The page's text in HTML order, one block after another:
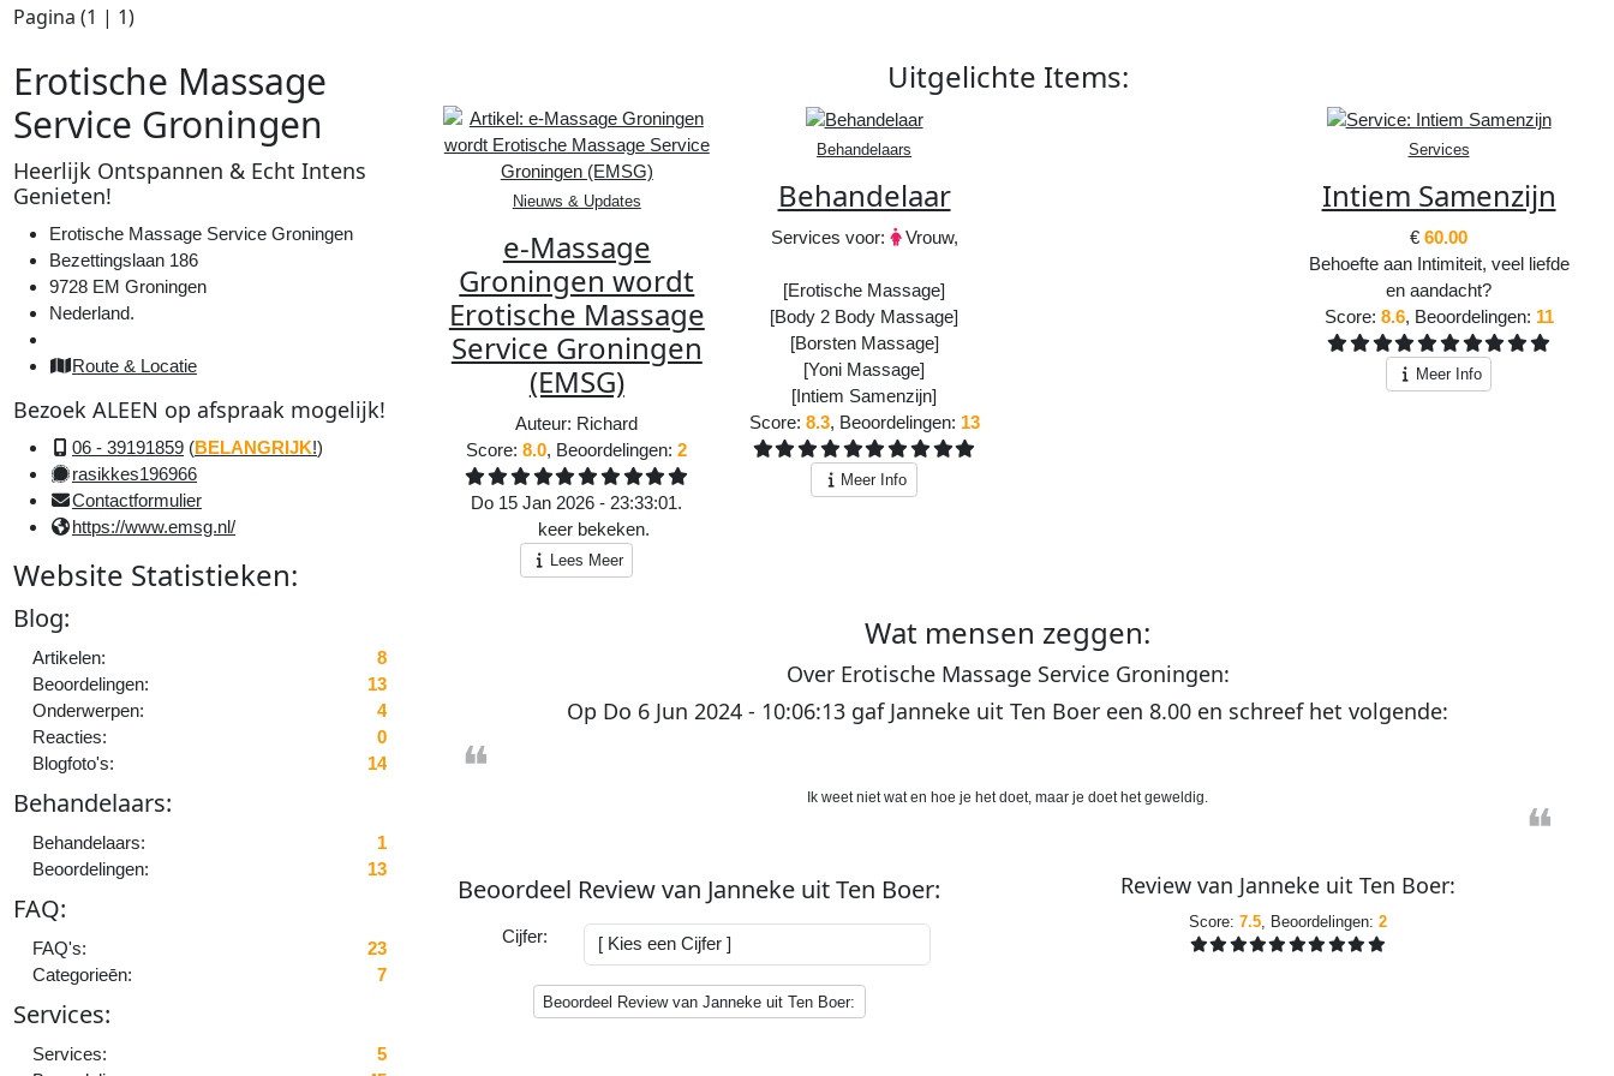
Pagina (1 | 1)
Erotische Massage
Service Groningen
Heerlijk Ontspannen & Echt Intens
Genieten!
Erotische Massage Service Groningen
Bezettingslaan 186
9728 EM Groningen
Nederland.
Route & Locatie
BezoekALEEN opafspraak mogelijk!
06 - 39191859 (BELANGRIJK!)
rasikkes196966
Contactformulier
https://www.emsg.nl/
Website Statistieken:
Blog:
Artikelen:
8
Beoordelingen:
13
Onderwerpen:
4
Reacties:
0
Blogfoto's:
14
Behandelaars:
Behandelaars:
1
Beoordelingen:
13
FAQ:
FAQ's:
23
Categorieēn:
7
Services:
Services:
5
Uitgelichte Items:
Nieuws & Updates
e-Massage
Groningen wordt
Erotische Massage
Service Groningen
(EMSG)
Auteur: Richard
Score:8.0, Beoordelingen:2
Do 15 Jan 2026 - 23:33:01.
keer bekeken.
Lees Meer
Behandelaars
Behandelaar
Services voor: Vrouw,
[Erotische Massage]
[Body 2 Body Massage]
[Borsten Massage]
[Yoni Massage]
[Intiem Samenzijn]
Score: 8.3, Beoordelingen: 13
Meer Info
Services
Intiem Samenzijn
€60.00
Behoefte aan Intimiteit, veel liefde
en aandacht?
Score: 8.6, Beoordelingen: 11
Meer Info
Wat mensen zeggen:
Over Erotische Massage Service Groningen:
Op Do 6 Jun 2024 - 10:06:13 gaf Janneke uitTen Boer een 8.00 en schreef het volgende:
❝
Ik weet niet wat en hoe je het doet, maar je doet het geweldig.
❝
Beoordeel Review van Janneke uitTen Boer:
Cijfer:
Beoordeel Review van Janneke uit Ten Boer:
Review van Jannekeuit Ten Boer:
Score: 7.5, Beoordelingen: 2